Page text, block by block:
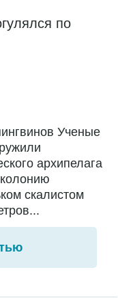
по
Ученые
архипелага
скалистом